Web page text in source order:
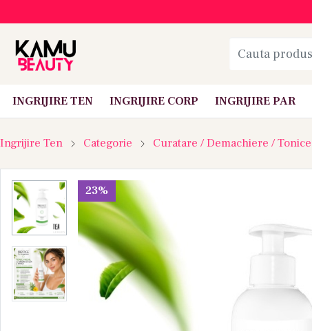
INGRIJIRE TEN INGRIJIRE CORP INGRIJIRE PAR
Ingrijire Ten Categorie Curatare / Demachiere / Tonice
23%